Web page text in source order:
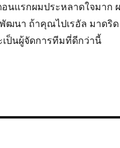
นแรกผมประหลาดใจมาก
ฒนา ถ้าคุณไปเรอัล มาดริด
ป็นผู้จัดการทีมที่ดีกว่านี้